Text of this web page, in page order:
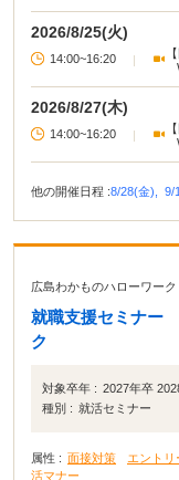
2026/8/25(火)
14:00~16:20 |
2026/8/27(木)
14:00~16:20 |
他の開催日程 :8/28(金), 9/
広島わかものハローワーク
就職支援セミナー
ク
対象卒年 : 2027年卒
種別 : 就活セミナー
属性 : 面接対策 エント
活マナー